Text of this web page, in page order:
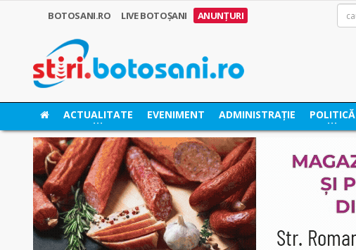
BOTOSANI.RO LIVE BOTOȘANI ANUNȚURI
ACTUALITATE EVENIMENT ADMINISTRAȚIE POLITICĂ